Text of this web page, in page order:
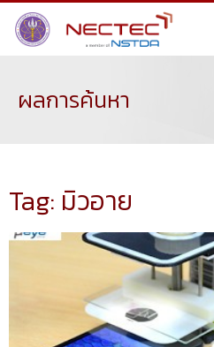
ผลการค้นหา
Tag: มิวอาย